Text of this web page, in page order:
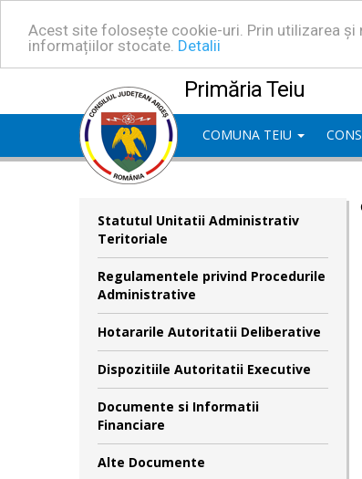
Acest site folosește cookie-uri. Prin utilizarea și
informațiilor stocate. Detalii
Primăria Teiu
COMUNA TEIU
Statutul Unitatii Administrativ
Teritoriale
Regulamentele privind Procedurile
Administrative
Hotararile Autoritatii Deliberative
Dispozitiile Autoritatii Executive
Documente si Informatii
Financiare
Alte Documente